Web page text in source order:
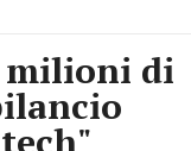
milioni di